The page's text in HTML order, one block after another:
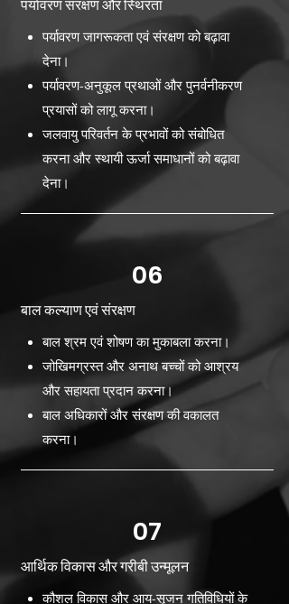
पर्यावरण संरक्षण और स्थिरता
पर्यावरण जागरूकता एवं संरक्षण को बढ़ावा
देना।
पर्यावरण-अनुकूल प्रथाओं और पुनर्वनीकरण
प्रयासों को लागू करना।
जलवायु परिवर्तन के प्रभावों को संबोधित
करना और स्थायी ऊर्जा समाधानों को बढ़ावा
देना।
06
बाल कल्याण एवं संरक्षण
बाल श्रम एवं शोषण का मुकाबला करना।
जोखिमग्रस्त और अनाथ बच्चों को आश्रय
और सहायता प्रदान करना।
बाल अधिकारों और संरक्षण की वकालत
करना।
07
आर्थिक विकास और गरीबी उन्मूलन
कौशल विकास और आय-सृजन गतिविधियों के